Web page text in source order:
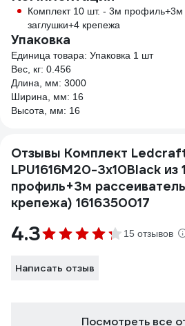
Комплект 10 шт. - 3м профиль+3м
заглушки+4 крепежа
Упаковка
Единица товара: Упаковка 1 шт
Вес, кг: 0.456
Длина, мм: 3000
Ширина, мм: 16
Высота, мм: 16
Отзывы Комплект
LPU1616M20-3x10Black
профиль+3м
крепежа) 1616350017
4.3 15 отзывов
Написать отзыв
Посмотреть все